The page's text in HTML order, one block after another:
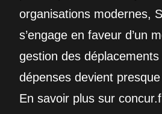
organisations modernes,
s’engage en faveur d’un
gestion des
dépenses devient
En savoir plus sur